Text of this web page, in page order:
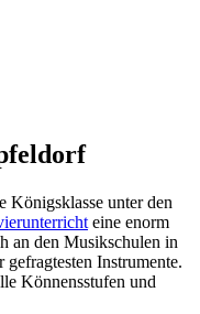
Königsklasse unter den
eine enorm
an den Musikschulen in
Instrumente.
Könnensstufen und